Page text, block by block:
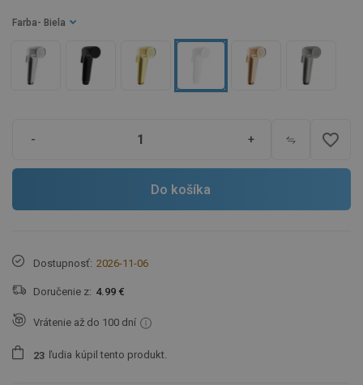
Farba - Biela
- + favorite_border
Do košíka
Dostupnosť: 2026-11-06
Doručenie z: 4.99 €
Vrátenie až do 100 dní
23 ľudia kúpil tento produkt.